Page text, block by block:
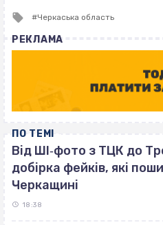
Tagged
Черкаська область
РЕКЛАМА
ПО ТЕМІ
Від ШІ‐фото з ТЦК до
добірка фейків, які
Черкащині
18:38